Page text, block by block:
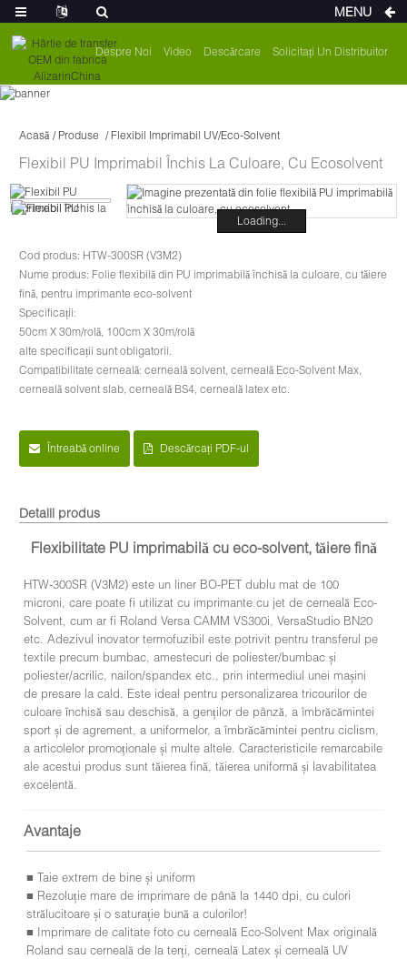
Despre Noi Video Descărcare Solicitați Un Distribuitor
Acasă Produse Flexibil Imprimabil UV/Eco-Solvent
Flexibil PU Imprimabil Închis La Culoare, Cu Ecosolvent
Loading...
Cod produs: HTW-300SR (V3M2)
Nume produs: Folie flexibilă din PU imprimabilă închisă la culoare, cu tăiere
fină, pentru imprimante eco-solvent
Specificații:
50cm X 30m/rolă, 100cm X 30m/rolă
alte specificații sunt obligatorii.
Compatibilitate cerneală: cerneală solvent, cerneală Eco-Solvent Max,
cerneală solvent slab, cerneală BS4, cerneală latex etc.
Întreabă online Descărcați PDF-ul
Detalii produs
Flexibilitate PU imprimabilă cu eco-solvent, tăiere fină
HTW-300SR (V3M2) este un liner BO-PET dublu mat de 100
microni, care poate fi utilizat cu imprimante cu jet de cerneală Eco-
Solvent, cum ar fi Roland Versa CAMM VS300i, VersaStudio BN20
etc. Adezivul inovator termofuzibil este potrivit pentru transferul pe
textile precum bumbac, amestecuri de poliester/bumbac și
poliester/acrilic, nailon/spandex etc., prin intermediul unei mașini
de presare la cald. Este ideal pentru personalizarea tricourilor de
culoare închisă sau deschisă, a genților de pânză, a îmbrăcămintei
sport și de agrement, a uniformelor, a îmbrăcămintei pentru ciclism,
a articolelor promoționale și multe altele. Caracteristicile remarcabile
ale acestui produs sunt tăierea fină, tăierea uniformă și lavabilitatea
excelentă.
Avantaje
■ Taie extrem de bine și uniform
■ Rezoluție mare de imprimare de până la 1440 dpi, cu culori
strălucitoare și o saturație bună a culorilor!
■ Imprimare de calitate foto cu cerneală Eco-Solvent Max originală
Roland sau cerneală de la terți, cerneală Latex și cerneală UV
MENU